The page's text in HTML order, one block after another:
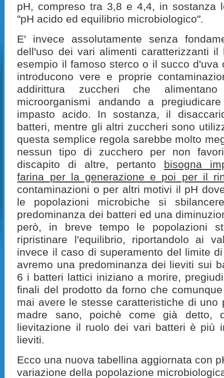
pH, compreso tra 3,8 e 4,4, in sostanza
"pH acido ed equilibrio microbiologico".
E' invece assolutamentesenza
dell'uso dei vari alimenti caratterizzanti il
esempio il famoso sterco o il succo d'uva
introducono vere e proprie
addirittura zuccheri che
microorganismi andando a
impasto acido. In sostanza, il
batteri, mentre gli altri zuccheri sono
questa semplice regola sarebbe molto
nessun tipo di zucchero per non
discapito di altre, pertanto bisogna
farina per la generazione e poi per il
contaminazioni o per altri motivi il pH
le popolazioni microbiche si
predominanza dei batteri ed una
però, in breve tempo le popolazioni
ripristinare l'equilibrio, riportandolo ai
invece il caso di superamento del limite
avremo una predominanza dei lieviti sui
6 i batteri lattici iniziano a morire,
finali del prodotto da forno che
mai avere le stesse caratteristiche di uno
madre sano, poichè come già detto,
lievitazione il ruolo dei vari batteri è più
lieviti.
Ecco una nuova tabellina aggiornata con
variazione della popolazione